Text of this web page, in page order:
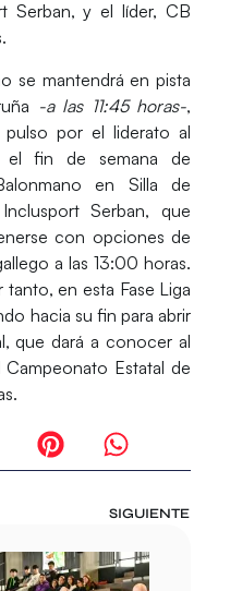
Serban, y el líder, CB
se mantendrá en pista
-a las 11:45 horas-,
por el liderato al
el fin de semana de
en Silla de
Serban, que
con opciones de
a las 13:00 horas.
en esta Fase Liga
hacia su fin para abrir
que dará a conocer al
Estatal de
SIGUIENTE